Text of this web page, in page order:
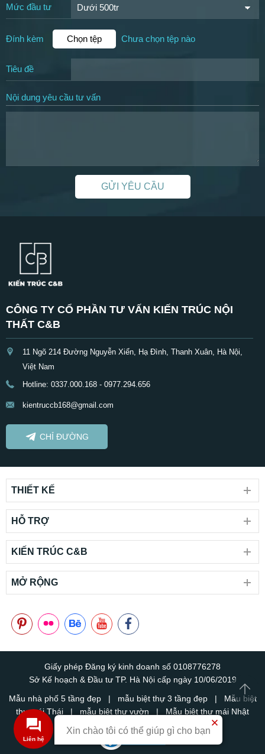
Mức đầu tư
Đính kèm Chọn tệp Chưa chọn tệp nào
Tiêu đề
Nội dung yêu cầu tư vấn
GỬI YÊU CẦU
CÔNG TY CỔ PHẦN TƯ VẤN KIẾN TRÚC NỘI
THẤT C&B
11 Ngõ 214 Đường Nguyễn Xiển, Hạ Đình, Thanh Xuân, Hà Nội,
Việt Nam
Hotline: 0337.000.168 - 0977.294.656
kientruccb168@gmail.com
CHỈ ĐƯỜNG
THIẾT KẾ
HỖ TRỢ
KIẾN TRÚC C&B
MỞ RỘNG
Giấy phép Đăng ký kinh doanh số 0108776278
Sở Kế hoạch & Đầu tư TP. Hà Nội cấp ngày 10/06/2019
Mẫu nhà phố 5 tầng đẹp| mẫu biệt thự 3 tầng đẹp| Mẫu biệt
thự mái Thái | mẫu biệt thự vườn | Mẫu biệt thự mái Nhật
Liên hệ
Xin chào tôi có thể giúp gì cho bạn